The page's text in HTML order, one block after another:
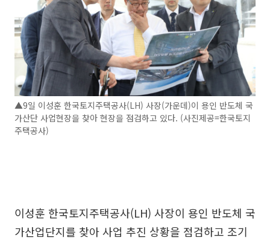
▲9일 이성훈 한국토지주택공사(LH) 사장(가운데)이 용인 반도체 국
가산단 사업현장을 찾아 현장을 점검하고 있다. (사진제공=한국토지
주택공사)
이성훈 한국토지주택공사(LH) 사장이 용인 반도체 국
가산업단지를 찾아 사업 추진 상황을 점검하고 조기